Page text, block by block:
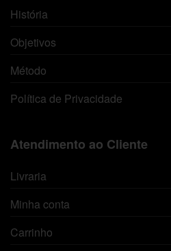
História
Objetivos
Método
Política de Privacidade
Atendimento ao Cliente
Livraria
Minha conta
Carrinho